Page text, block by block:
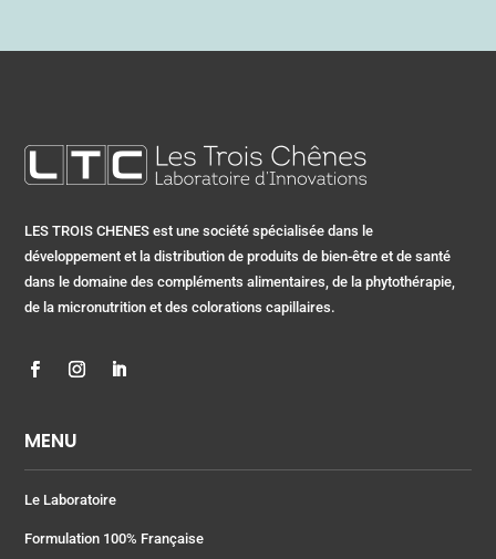
LES TROIS CHENES est une société spécialisée dans le
développement et la distribution de produits de bien-être et de santé
dans le domaine des compléments alimentaires, de la phytothérapie,
de la micronutrition et des colorations capillaires.
MENU
Le Laboratoire
Formulation 100% Française